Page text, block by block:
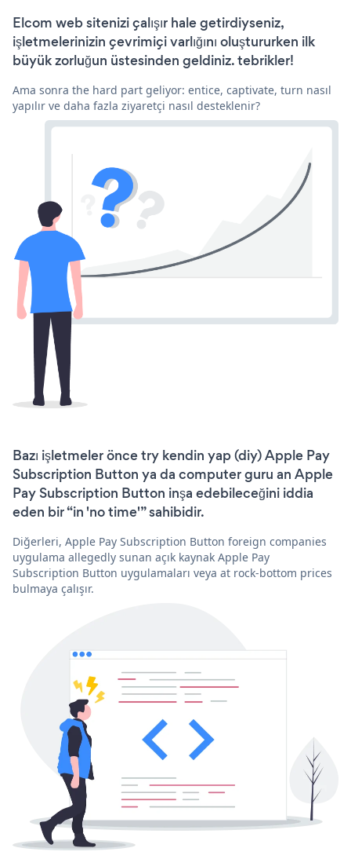
Elcom web sitenizi çalışır hale getirdiyseniz,
işletmelerinizin çevrimiçi varlığını oluştururken ilk
büyük zorluğun üstesinden geldiniz. tebrikler!
Ama sonra the hard part geliyor: entice, captivate, turn nasıl
yapılır ve daha fazla ziyaretçi nasıl desteklenir?
Bazı işletmeler önce try kendin yap (diy) Apple Pay
Subscription Button ya da computer guru an Apple
Pay Subscription Button inşa edebileceğini iddia
eden bir “in 'no time'” sahibidir.
Diğerleri, Apple Pay Subscription Button foreign companies
uygulama allegedly sunan açık kaynak Apple Pay
Subscription Button uygulamaları veya at rock-bottom prices
bulmaya çalışır.